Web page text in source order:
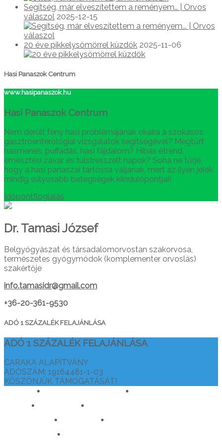
Segítség, már elveszítettem a reményem… | Orvos
válaszol 2025-12-15
20 éve pikkelysömörrel küzdök 2025-11-06
Hasi Panaszok Centrum
www.hasipanaszok.hu
Hasi Panaszok Centrum
Nem derült fény hasi problémájának okaira a szokásos
gasztroenterológiai vizsgálatok segítségével? Megtűrt
hasmenés, puffadás, hasi fájdalom? Hibás étrend,
emésztési zavar és túlstresszelt napok? Soha ne tűrje,
hogy a hasi panaszai tartóssá váljanak, mert az ilyen jelek
mindig súlyosabb betegségek kiindulópontjai!
Időpontfloglalás
Dr. Tamasi József
Belgyógyászat és társadalomorvostan szakorvosa,
természetes gyógymódok (komplementer orvoslás)
szakértője
info.tamasidr@gmail.com
+36-20-361-9530
ADÓ 1 SZÁZALÉK FELAJÁNLÁSA
ADÓ 1 SZÁZALÉK FELAJÁNLÁSA
CARAKA ALAPÍTVÁNY
ADÓSZÁM: 19164481-1-03
KÖSZÖNJÜK TÁMOGATÁSÁT!
drtamasiajurveda.hu
caraka.hu
c911.info